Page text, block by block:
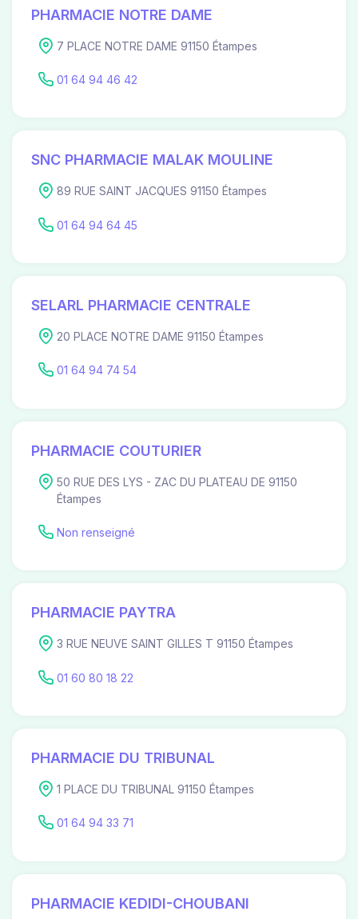
PHARMACIE NOTRE DAME
7 PLACE NOTRE DAME 91150 Étampes
01 64 94 46 42
SNC PHARMACIE MALAK MOULINE
89 RUE SAINT JACQUES 91150 Étampes
01 64 94 64 45
SELARL PHARMACIE CENTRALE
20 PLACE NOTRE DAME 91150 Étampes
01 64 94 74 54
PHARMACIE COUTURIER
50 RUE DES LYS - ZAC DU PLATEAU DE 91150
Étampes
Non renseigné
PHARMACIE PAYTRA
3 RUE NEUVE SAINT GILLES T 91150 Étampes
01 60 80 18 22
PHARMACIE DU TRIBUNAL
1 PLACE DU TRIBUNAL 91150 Étampes
01 64 94 33 71
PHARMACIE KEDIDI-CHOUBANI